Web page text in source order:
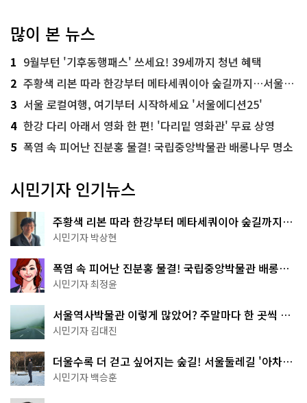
많이 본 뉴스
1 9월부턴 '기후동행패스' 쓰세요! 39세까지 청년 혜택
2 주황색 리본 따라 한강부터 메타세쿼이아 숲길까지…서울둘레길 15코스
3 서울 로컬여행, 여기부터 시작하세요 '서울에디션25'
4 한강 다리 아래서 영화 한 편! '다리밑 영화관' 무료 상영
5 폭염 속 피어난 진분홍 물결! 국립중앙박물관 배롱나무 명소
시민기자 인기뉴스
주황색 리본 따라 한강부터 메타세쿼이아 숲길까지…
서울둘레길 15코스
시민기자 박상현
폭염 속 피어난 진분홍 물결! 국립중앙박물관 배롱나
무 명소
시민기자 최정윤
서울역사박물관 이렇게 많았어? 주말마다 한 곳씩 떠
나는 역사 산책
시민기자 김대진
더울수록 더 걷고 싶어지는 숲길! 서울둘레길 '아차산
코스'
시민기자 백승훈